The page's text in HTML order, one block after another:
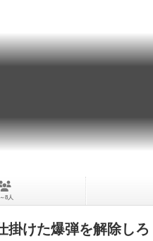
8人
掛けた爆弾を解除し